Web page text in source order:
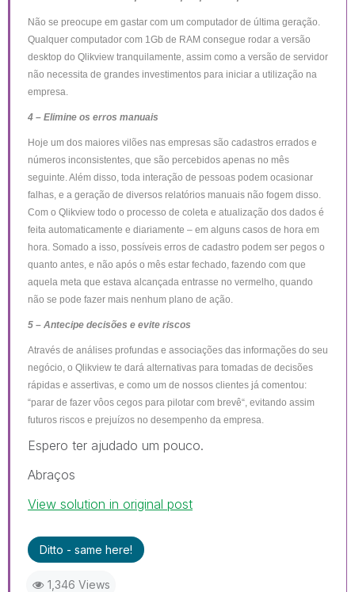
Não se preocupe em gastar com um computador de última geração.
Qualquer computador com 1Gb de RAM consegue rodar a versão
desktop do Qlikview tranquilamente, assim como a versão de servidor
não necessita de grandes investimentos para iniciar a utilização na
empresa.
4 – Elimine os erros manuais
Hoje um dos maiores vilões nas empresas são cadastros errados e
números inconsistentes, que são percebidos apenas no mês
seguinte. Além disso, toda interação de pessoas podem ocasionar
falhas, e a geração de diversos relatórios manuais não fogem disso.
Com o Qlikview todo o processo de coleta e atualização dos dados é
feita automaticamente e diariamente – em alguns casos de hora em
hora. Somado a isso, possíveis erros de cadastro podem ser pegos o
quanto antes, e não após o mês estar fechado, fazendo com que
aquela meta que estava alcançada entrasse no vermelho, quando
não se pode fazer mais nenhum plano de ação.
5 – Antecipe decisões e evite riscos
Através de análises profundas e associações das informações do seu
negócio, o Qlikview te dará alternativas para tomadas de decisões
rápidas e assertivas, e como um de nossos clientes já comentou:
“parar de fazer vôos cegos para pilotar com brevê“, evitando assim
futuros riscos e prejuízos no desempenho da empresa.
Espero ter ajudado um pouco.
Abraços
View solution in original post
Ditto - same here!
1,346 Views